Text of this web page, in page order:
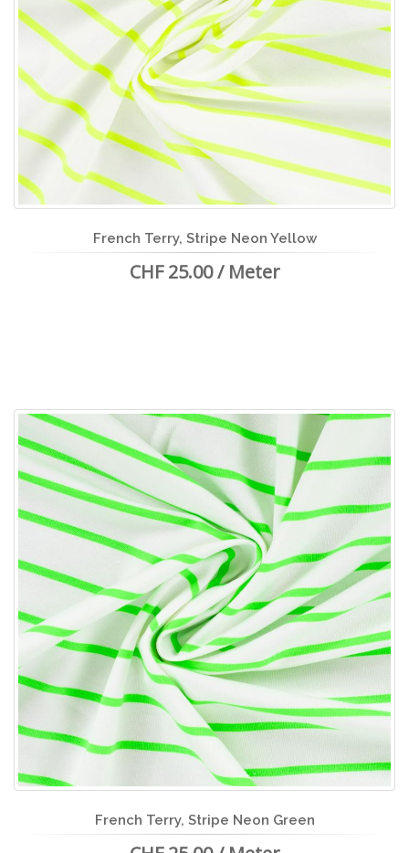
French Terry, Stripe Neon Yellow
CHF 25.00 / Meter
French Terry, Stripe Neon Green